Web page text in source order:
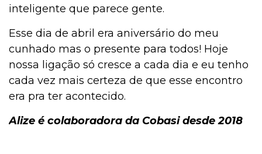
inteligente que parece gente.
Esse dia de abril era aniversário do meu
cunhado mas o presente para todos! Hoje
nossa ligação só cresce a cada dia e eu tenho
cada vez mais certeza de que esse encontro
era pra ter acontecido.
Alize é colaboradora da Cobasi desde 2018